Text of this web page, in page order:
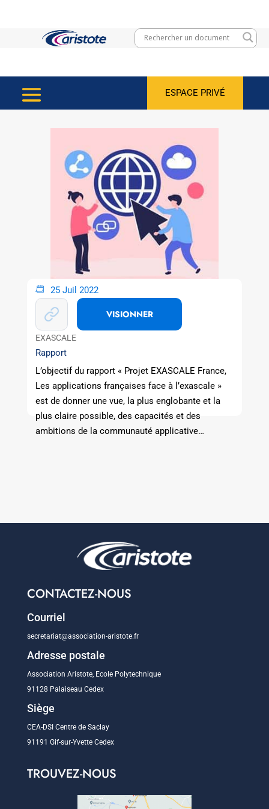
ESPACE PRIVÉ
25 Juil 2022
VISIONNER
EXASCALE
Rapport
L’objectif du rapport « Projet EXASCALE France,
Les applications françaises face à l’exascale »
est de donner une vue, la plus englobante et la
plus claire possible, des capacités et des
ambitions de la communauté applicative…
CONTACTEZ-NOUS
Courriel
secretariat@association-aristote.fr
Adresse postale
Association Aristote, Ecole Polytechnique
91128 Palaiseau Cedex
Siège
CEA-DSI Centre de Saclay
91191 Gif-sur-Yvette Cedex
TROUVEZ-NOUS